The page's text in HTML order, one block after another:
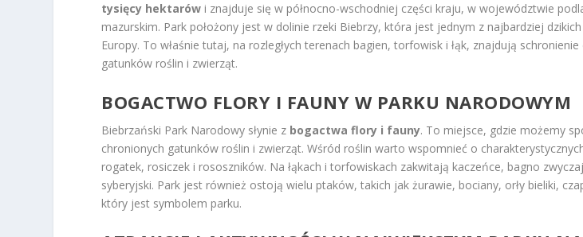
tysięcy hektarów i znajduje się w północno-wschodniej części kraju, w województwie
mazurskim. Park położony jest w dolinie rzeki Biebrzy, która jest jednym z najbardziej
Europy. To właśnie tutaj, na rozległych terenach bagien, torfowisk i łąk, znajdują
gatunków roślin i zwierząt.
BOGACTWO FLORY I FAUNY W PARKU NARODOWYM
Biebrzański Park Narodowy słynie z bogactwa flory i fauny. To miejsce, gdzie możemy
chronionych gatunków roślin i zwierząt. Wśród roślin warto wspomnieć o
rogatek, rosiczek i rososzników. Na łąkach i torfowiskach zakwitają kaczeńce, bagno
syberyjski. Park jest również ostoją wielu ptaków, takich jak żurawie, bociany, orły bieliki,
który jest symbolem parku.